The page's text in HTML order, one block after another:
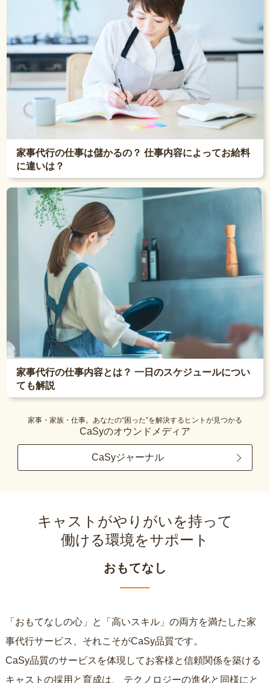
家事代行の仕事は儲かるの？ 仕事内容によってお給料
に違いは？
家事代行の仕事内容とは？ 一日のスケジュールについ
ても解説
家事・家族・仕事。あなたの“困った”を解決するヒントが見つかる
CaSyのオウンドメディア
CaSyジャーナル
キャストがやりがいを持って
働ける環境をサポート
おもてなし
「おもてなしの心」と「高いスキル」の両方を満たした家
事代行サービス、それこそがCaSy品質です。
CaSy品質のサービスを体現してお客様と信頼関係を築ける
キャストの採用と育成は、